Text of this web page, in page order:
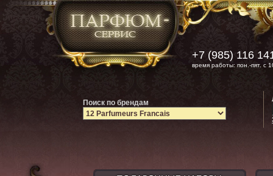
+7 (985) 116
время работы: пон.-пят. с
Поиск по брендам